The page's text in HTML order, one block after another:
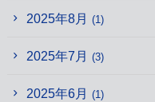
2025年8月 (1)
2025年7月 (3)
2025年6月 (1)